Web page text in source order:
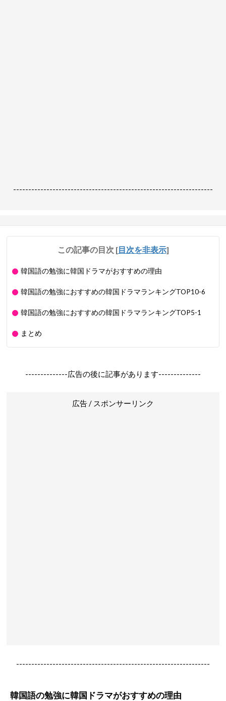
------------------------------------------------------------------
この記事の目次 [目次を非表示]
韓国語の勉強に韓国ドラマがおすすめの理由
韓国語の勉強におすすめの韓国ドラマランキングTOP10-6
韓国語の勉強におすすめの韓国ドラマランキングTOP5-1
まとめ
--------------広告の後に記事があります--------------
広告 / スポンサーリンク
----------------------------------------------------------------
韓国語の勉強に韓国ドラマがおすすめの理由